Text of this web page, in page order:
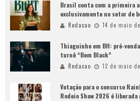
Brasil conta com a primeira
exclusivamente no setor de
Redacao 14 de maio
Thiaguinho em BH: pré-
turnê “Bem Black”
Redacao 12 de maio
Votação para o concurso
Rodeio Show 2026 é liberada